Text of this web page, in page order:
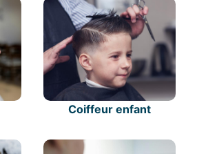
Coiffeur enfant